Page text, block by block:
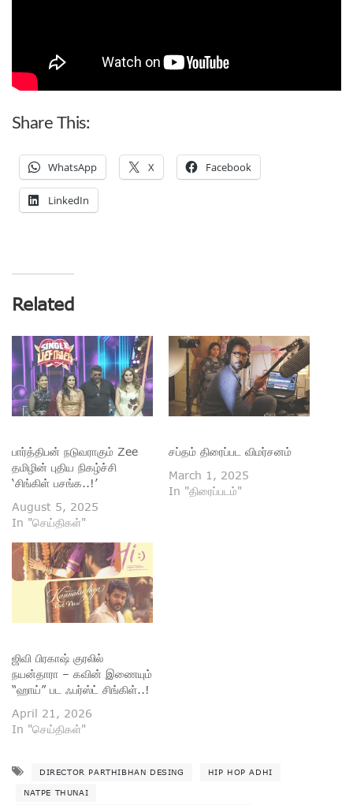
Share This:
WhatsApp X Facebook
LinkedIn
Related
பார்த்திபன் நடுவராகும் Zee
தமிழின் புதிய நிகழ்ச்சி
‘சிங்கிள் பசங்க..!’
August 5, 2025
In "செய்திகள்"
சப்தம் திரைப்பட விமர்சனம்
March 1, 2025
In "திரைப்படம்"
ஜிவி பிரகாஷ் குரலில்
நயன்தாரா – கவின் இணையும்
“ஹாய்” பட ஃபர்ஸ்ட் சிங்கிள்..!
April 21, 2026
In "செய்திகள்"
DIRECTOR PARTHIBHAN DESING HIP HOP ADHI
NATPE THUNAI